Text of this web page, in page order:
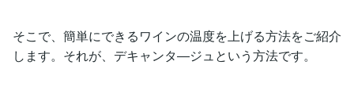
そこで、簡単にできるワインの温度を上げる方法をご紹介
します。それが、デキャンタ―ジュという方法です。